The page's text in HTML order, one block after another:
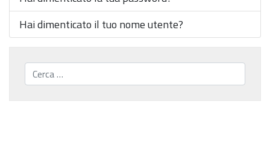
Hai dimenticato il tuo nome utente?
Cerca...